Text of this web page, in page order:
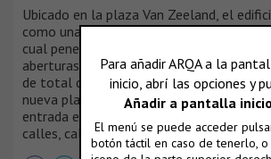
Ubicado en la plaza Van Zeeland, el
como una extensión del espacio público
cual penetra en su interior a través de
aberturas. La planta de la sala ocupa
de total de 2.900 m² de la parcela,
nueva plaza en el lado este, que se
entrada exterior y a, su vez, en parte del
calles, callejuelas y plazas.